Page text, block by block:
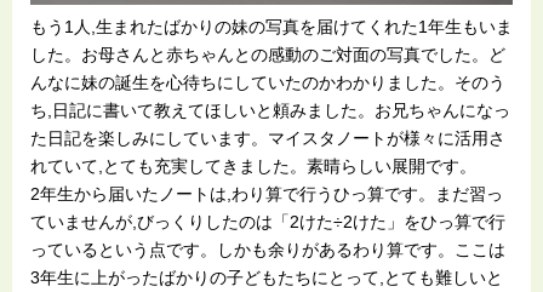
もう1人,生まれたばかりの妹の写真を届けてくれた1年生もいま
した。お母さんと赤ちゃんとの感動のご対面の写真でした。ど
んなに妹の誕生を心待ちにしていたのかわかりました。そのう
ち,日記に書いて教えてほしいと頼みました。お兄ちゃんになっ
た日記を楽しみにしています。マイスタノートが様々に活用さ
れていて,とても充実してきました。素晴らしい展開です。
2年生から届いたノートは,わり算で行うひっ算です。まだ習っ
ていませんが,びっくりしたのは「2けた÷2けた」をひっ算で行
っているという点です。しかも余りがあるわり算です。ここは
3年生に上がったばかりの子どもたちにとって,とても難しいと